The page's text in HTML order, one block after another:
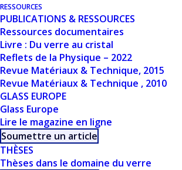
RESSOURCES
PUBLICATIONS & RESSOURCES
Ressources documentaires
Livre : Du verre au cristal
Reflets de la Physique – 2022
Revue Matériaux & Technique, 2015
Revue Matériaux & Technique , 2010
GLASS EUROPE
Glass Europe
Lire le magazine en ligne
Soumettre un article
THÈSES
Thèses dans le domaine du verre
D’ABSORPTION X
DANS LES
SYSTÈMES
DÉSORDONNÉS:
MÉTHODES
NUMÉRIQUES
D’ANALYSE - G.